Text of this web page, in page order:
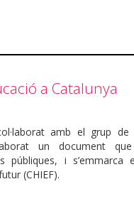
a Catalunya
amb el grup
un document que
públiques, i s’emmarca
(CHIEF).